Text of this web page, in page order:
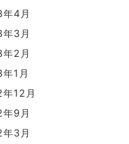
4月
3月
2月
1月
12月
9月
3月